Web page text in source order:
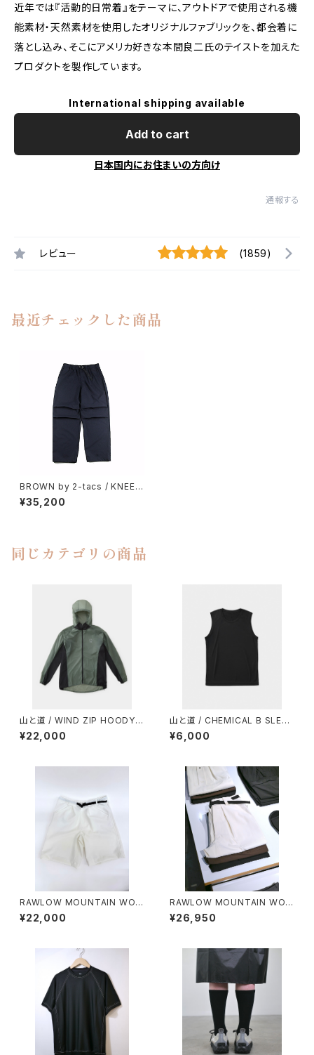
近年では『活動的日常着』をテーマに、アウトドアで使用される機
能素材・天然素材を使用したオリジナルファブリックを、都会着に
落とし込み、そこにアメリカ好きな本間良二氏のテイストを加えた
プロダクトを製作しています。
International shipping available
Add to cart
日本国内にお住まいの方向け
通報する
レビュー (1859)
最近チェックした商品
BROWN by 2-tacs / KNEE
TUCK PANTS
¥35,200
同じカテゴリの商品
山と道 / WIND ZIP HOODY
（UNISEX）
¥22,000
山と道 / CHEMICAL B SLEEV
ELESS（MEN）
¥6,000
RAWLOW MOUNTAIN WOR
KS / HIKER GURKHA PANTS
¥22,000
RAWLOW MOUNTAIN WOR
KS / HIKER BAKER PANTS
¥26,950